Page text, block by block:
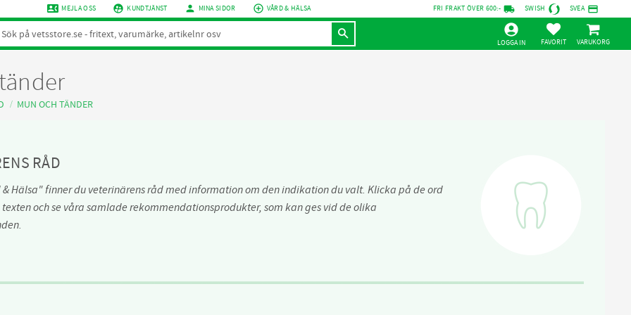
contact_phone MEJLA OSS supervised_user_circle KUNDTJÄNST person MINA SIDOR add_circle_outline VÅRD & HÄLSA FRI FRAKT ÖVER 600:- local_shipping SWISH SVEA credit_card
LOGGA IN FAVORITER
KUNDVAGN
MUN OCH TÄNDER
RÅD
Hälsa" finner du veterinärens råd med information om den indikation du valt. Klicka på de ord
och se våra samlade rekommendationsprodukter, som kan ges vid de olika